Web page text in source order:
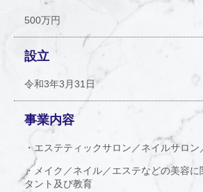
500万円
設立
令和3年3月31日
事業内容
・エステティックサロン／ネイルサロ
・メイク／ネイル／エステなどの美容
タント及び教育